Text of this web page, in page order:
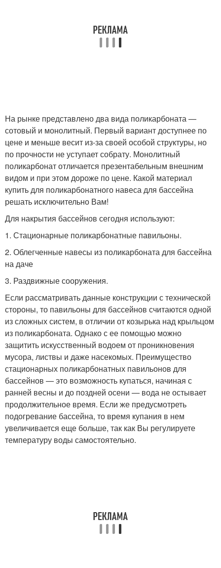
На рынке представлено два вида поликарбоната —
сотовый и монолитный. Первый вариант доступнее по
цене и меньше весит из-за своей особой структуры, но
по прочности не уступает собрату. Монолитный
поликарбонат отличается презентабельным внешним
видом и при этом дороже по цене. Какой материал
купить для поликарбонатного навеса для бассейна
решать исключительно Вам!
Для накрытия бассейнов сегодня используют:
1. Стационарные поликарбонатные павильоны.
2. Облегченные навесы из поликарбоната для бассейна
на даче
3. Раздвижные сооружения.
Если рассматривать данные конструкции с технической
стороны, то павильоны для бассейнов считаются одной
из сложных систем, в отличии от козырька над крыльцом
из поликарбоната. Однако с ее помощью можно
защитить искусственный водоем от проникновения
мусора, листвы и даже насекомых. Преимущество
стационарных поликарбонатных павильонов для
бассейнов — это возможность купаться, начиная с
ранней весны и до поздней осени — вода не остывает
продолжительное время. Если же предусмотреть
подогревание бассейна, то время купания в нем
увеличивается еще больше, так как Вы регулируете
температуру воды самостоятельно.